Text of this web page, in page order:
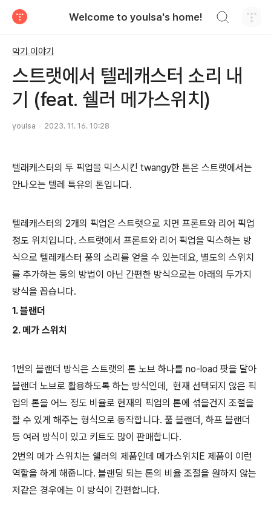
Welcome to youlsa's home!
악기 이야기
스트랫에서 텔레캐스터 소리 내
기 (feat. 쉘러 메가스위치)
youlsa 2023. 11. 16. 10:28
텔래캐스터의 두 픽업을 믹스시킨 twangy한 톤은 스트랫에서는
안나오는 텔레 특유의 톤입니다.
텔레캐스터의 2개의 픽업은 스트랫으로 치면 프론트와 리어 픽업
정도 위치입니다. 스트랫에서 프론트와 리어 픽업을 믹스하는 방
식으로 텔레캐스터 풍의 소리를 얻을 수 있는데요, 별도의 스위치
를 추가하는 등의 방법이 아닌 간편한 방식으로는 아래의 두가지
방식을 꼽습니다.
1. 블랜더
2. 메가 스위치
1번의 블랜더 방식은 스트랫의 톤 노브 하나를 no-load 팟을 달아
블랜더 노브로 활용하도록 하는 방식인데, 현재 선택되지 않은 픽
업의 톤을 어느 정도 비율로 현재의 픽업의 톤에 섞을건지 조절을
할 수 있게 해주는 형식으로 동작합니다. 풀 블랜더, 하프 블랜더
등 여러 방식이 있고 키트도 많이 판매합니다.
2번의 메가 스위치는 쉘러의 제품인데 메가스위치E 제품이 이런
역할을 하게 해줍니다. 블랜딩 되는 톤의 비율 조절을 원하지 않는
저같은 경우에는 이 방식이 간편합니다.